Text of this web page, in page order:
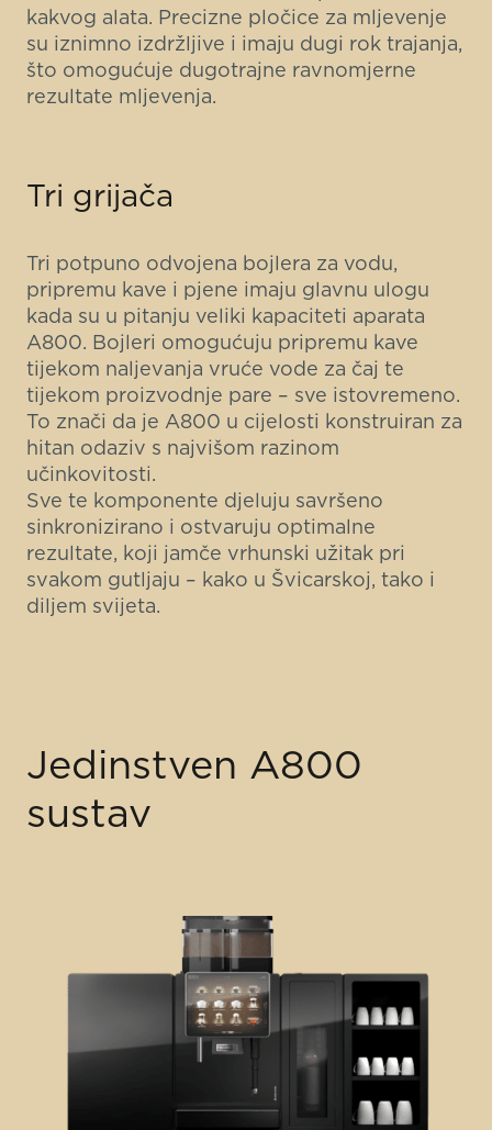
kakvog alata. Precizne pločice za mljevenje
su iznimno izdržljive i imaju dugi rok trajanja,
što omogućuje dugotrajne ravnomjerne
rezultate mljevenja.
Tri grijača
Tri potpuno odvojena bojlera za vodu,
pripremu kave i pjene imaju glavnu ulogu
kada su u pitanju veliki kapaciteti aparata
A800. Bojleri omogućuju pripremu kave
tijekom naljevanja vruće vode za čaj te
tijekom proizvodnje pare – sve istovremeno.
To znači da je A800 u cijelosti konstruiran za
hitan odaziv s najvišom razinom
učinkovitosti.
Sve te komponente djeluju savršeno
sinkronizirano i ostvaruju optimalne
rezultate, koji jamče vrhunski užitak pri
svakom gutljaju – kako u Švicarskoj, tako i
diljem svijeta.
Jedinstven A800
sustav